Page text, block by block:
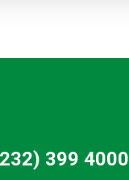
399 4000